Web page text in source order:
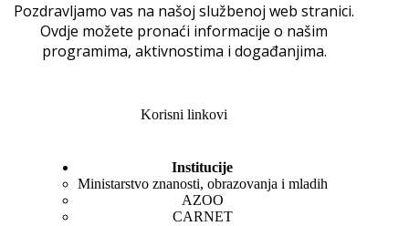
Pozdravljamo vas na našoj službenoj web stranici.
Ovdje možete pronaći informacije o našim
programima, aktivnostima i događanjima.
Korisni linkovi
Institucije
Ministarstvo znanosti, obrazovanja i mladih
AZOO
CARNET